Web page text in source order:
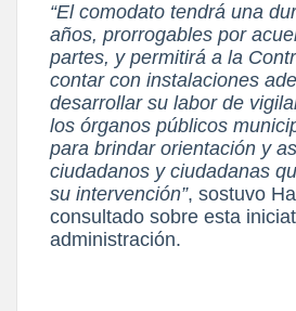
“El comodato tendrá una
años, prorrogables por
partes, y permitirá a la
contar con instalaciones
desarrollar su labor de
los órganos públicos
para brindar orientación y
ciudadanos y ciudadanas
su intervención”, sostuvo
consultado sobre esta
administración.